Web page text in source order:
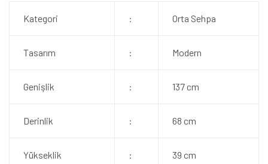
Kategori : Orta Sehpa
Tasarım : Modern
Genişlik : 137 cm
Derinlik : 68 cm
Yükseklik : 39 cm